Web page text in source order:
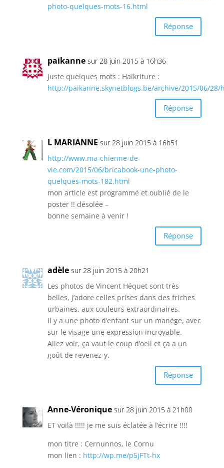
photo-quelques-mots-16.html
Réponse
paikanne sur 28 juin 2015 à 16h36
Juste quelques mots : Haïkriture :
http://paikanne.skynetblogs.be/archive/2015/06/
Réponse
L MARIANNE sur 28 juin 2015 à 16h51
http://www.ma-chienne-de-
vie.com/2015/06/bricabook-une-photo-
quelques-mots-182.html
mon article est programmé et oublié de le
poster !! désolée –
bonne semaine à venir !
Réponse
adèle sur 28 juin 2015 à 20h21
Les photos de Vincent Héquet sont très
belles, j’adore celles prises dans des friches
urbaines, aux couleurs extraordinaires.
Il y a une photo d’enfant sur un manège, avec
sur le visage une expression incroyable.
Allez voir, ça vaut le coup d’oeil et ça a un
goût de revenez-y.
Réponse
Anne-Véronique sur 28 juin 2015 à 21h00
ET voilà !!!!! je me suis éclatée à l’écrire !!!!
mon titre : Cernunnos, le Cornu
mon lien : http://wp.me/p5jFTt-hx